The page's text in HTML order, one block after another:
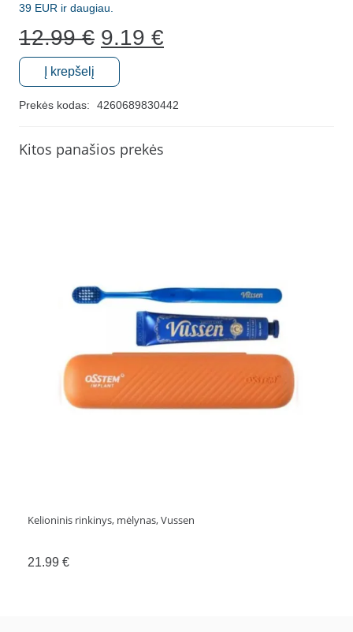
39 EUR ir daugiau.
12.99€ Original
price
was:
12.99 €.
9.19 €
price
9.19 €.
produkto
kiekis:
Į krepšelį
Prekės kodas: 4260689830442
Kitos panašios prekės
Kelioninis rinkinys, mėlynas, Vussen
21.99 €